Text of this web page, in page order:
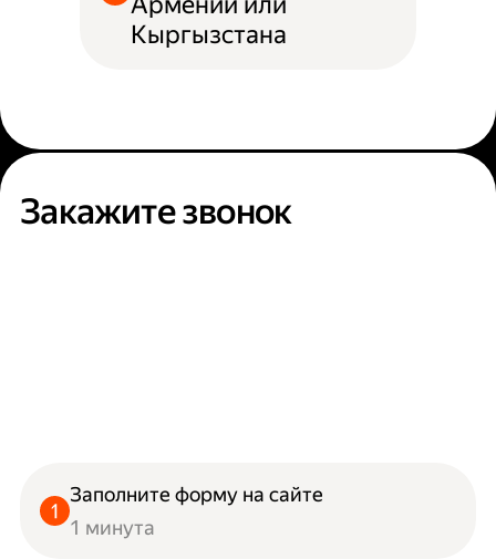
Кыргызстана
Закажите звонок
Заполните форму на сайте
1 минута